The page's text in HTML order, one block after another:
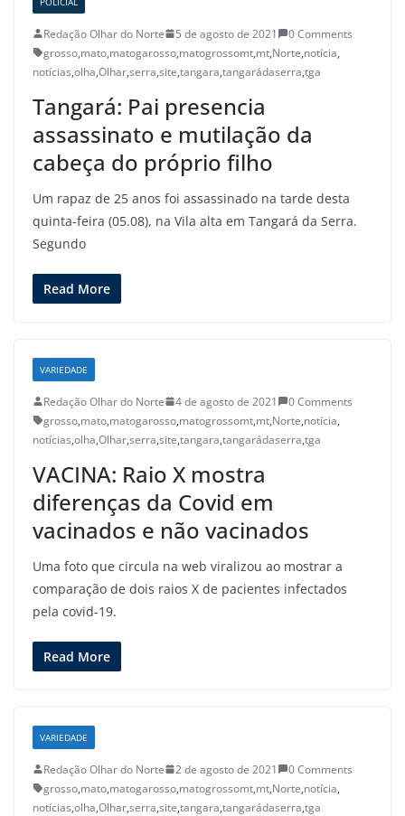
Redação Olhar do Norte 5 de agosto de 2021
0 Comments
grosso,mato,matogarosso,matogrossomt,mt,Norte,notícia,
notícias,olha,Olhar,serra,site,tangara,tangarádaserra,tga
Tangará: Pai presencia
assassinato e mutilação da
cabeça do próprio filho
Um rapaz de 25 anos foi assassinado na tarde desta
quinta-feira (05.08), na Vila alta em Tangará da Serra.
Segundo
Read More
VARIEDADE
Redação Olhar do Norte 4 de agosto de 2021
0 Comments
grosso,mato,matogarosso,matogrossomt,mt,Norte,notícia,
notícias,olha,Olhar,serra,site,tangara,tangarádaserra,tga
VACINA: Raio X mostra
diferenças da Covid em
vacinados e não vacinados
Uma foto que circula na web viralizou ao mostrar a
comparação de dois raios X de pacientes infectados
pela covid-19.
Read More
VARIEDADE
Redação Olhar do Norte 2 de agosto de 2021
0 Comments
grosso,mato,matogarosso,matogrossomt,mt,Norte,notícia,
notícias,olha,Olhar,serra,site,tangara,tangarádaserra,tga